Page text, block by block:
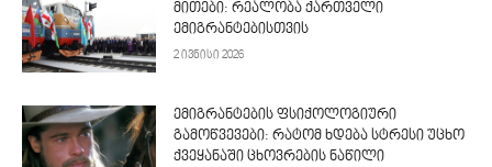
მითები: რეალობა ქართველი
ემიგრანტებისთვის
2 ივნისი 2026
ემიგრანტების ფსიქოლოგიური
გამოწვევები: რატომ ხდება სტრესი უცხო
ქვეყანაში ცხოვრების ნაწილი